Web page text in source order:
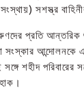
সশস্ত্র
প্রতি আন্তরিক
সংস্কার আন্দোলনকে
সঙ্গে শহীদ